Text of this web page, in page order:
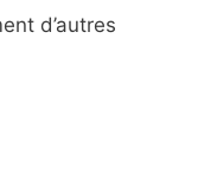
d’autres